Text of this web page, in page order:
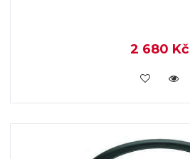
2 680 Kč
KOUPIT